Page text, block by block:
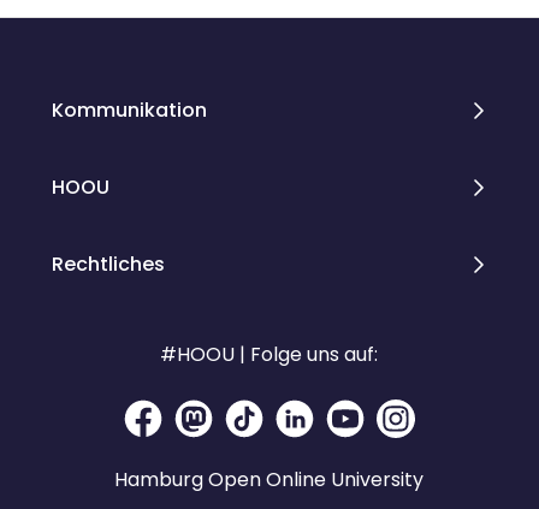
Kommunikation
HOOU
Rechtliches
#HOOU | Folge uns auf:
Hamburg Open Online University